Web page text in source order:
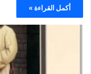
أكمل القراءة »